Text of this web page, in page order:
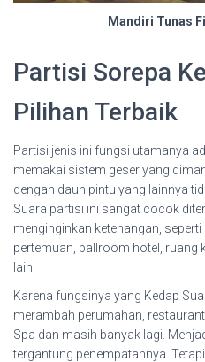
Mandiri Tunas
Partisi Sorepa
Pilihan Terbaik
Partisi jenis ini fungsi utamanya
memakai sistem geser yang
dengan daun pintu yang lainnya
Suara partisi ini sangat cocok
menginginkan ketenangan,
pertemuan, ballroom hotel, ruang
lain.
Karena fungsinya yang Kedap
merambah perumahan,
Spa dan masih banyak lagi.
tergantung penempatannya.